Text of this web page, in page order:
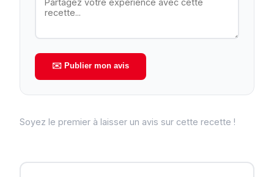
✉️ Publier mon avis
Soyez le premier à laisser un avis sur cette recette !